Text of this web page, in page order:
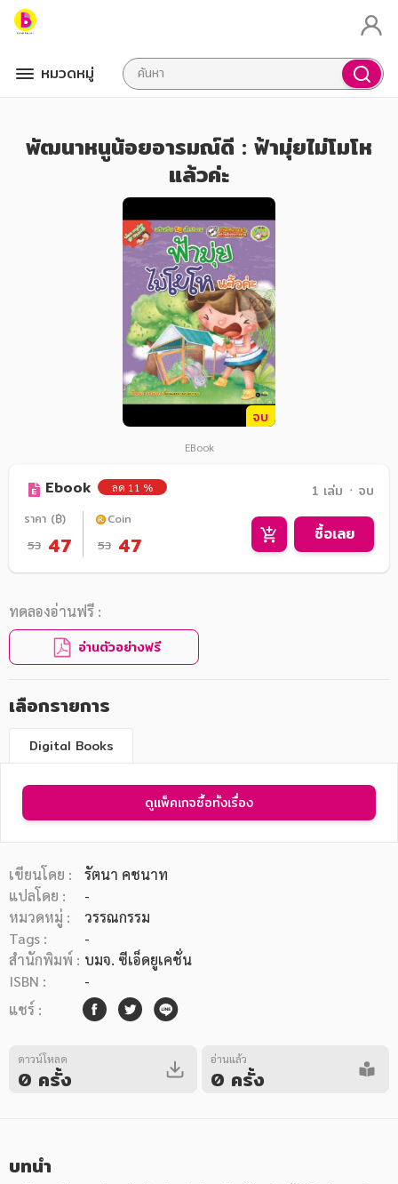
หมวดหมู่
หมวดหมู่หนังสือ
หมวดหมู่ยอดนิยม
หนังสือออกใหม่ หนังสือยอดนิยม หนังสือเช่า
อีบุ๊กอ่านฟรี
หมวดหมู่หนังสือ
พัฒนาหนูน้อยอารมณ์ดี : ฟ้ามุ่ยไม่โมโห
แล้วค่ะ
จบ
EBook
Ebook ลด 11 % 1 เล่ม ᛫ จบ
ราคา (฿)
53 47
Coin
53 47 ซื้อเลย
ทดลองอ่านฟรี :
อ่านตัวอย่างฟรี
เลือกรายการ
Digital Books
ดูแพ็คเกจซื้อทั้งเรื่อง
เขียนโดย :
รัตนา คชนาท
แปลโดย :
-
หมวดหมู่ :
วรรณกรรม
Tags :
-
สำนักพิมพ์ : บมจ. ซีเอ็ดยูเคชั่น
ISBN :
-
แชร์ :
ดาวน์โหลด
0 ครั้ง
อ่านแล้ว
0 ครั้ง
บทนำ